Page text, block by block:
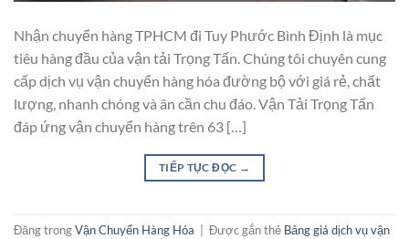
Nhận chuyển hàng TPHCM đi Tuy Phước Bình Định là mục
tiêu hàng đầu của vận tải Trọng Tấn. Chúng tôi chuyên cung
cấp dịch vụ vận chuyển hàng hóa đường bộ với giá rẻ, chất
lượng, nhanh chóng và ân cần chu đáo. Vận Tải Trọng Tấn
đáp ứng vận chuyển hàng trên 63 […]
TIẾP TỤC ĐỌC →
Đăng trongVận Chuyển Hàng Hóa Được gắn thẻ Bảng giá dịch vụ vận